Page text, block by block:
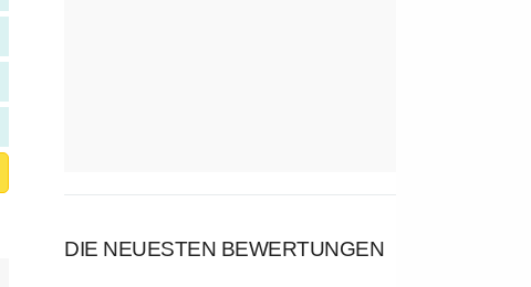
DIE NEUESTEN BEWERTUNGEN